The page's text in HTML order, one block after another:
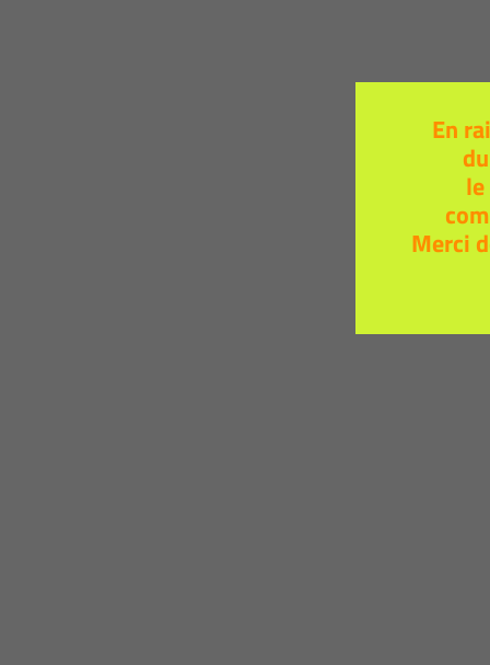
En
Merci